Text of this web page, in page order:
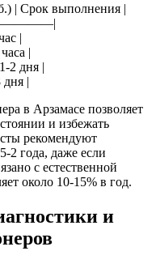
| Срок выполнения |
|
|
2 дня |
дня |
в Арзамасе позволяет
и избежать
рекомендуют
2 года, даже если
с естественной
около 10-15% в год.
и